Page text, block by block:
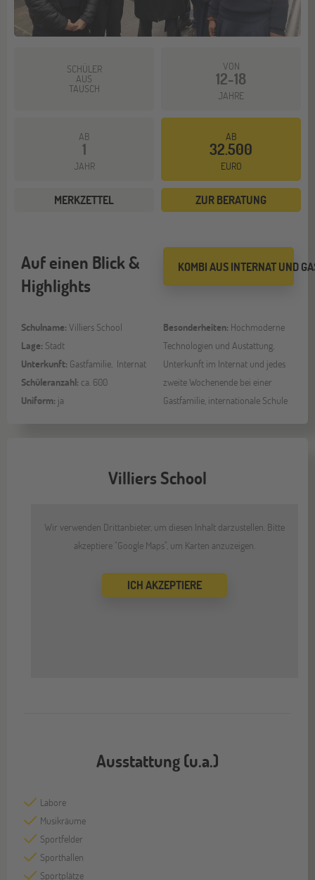
SCHÜLER
AUS
TAUSCH
VON
12-18
JAHRE
AB
1
JAHR
AB
32.500
EURO
MERKZETTEL ZUR BERATUNG
KOMBI AUS INTERNAT UND
Auf einen Blick &
Highlights
Schulname: Villiers School
Lage: Stadt
Unterkunft: Gastfamilie, Internat
Schüleranzahl: ca. 600
Uniform: ja
Besonderheiten: Hochmoderne
Technologien und Austattung,
Unterkunft im Internat und jedes
zweite Wochenende bei einer
Gastfamilie, internationale Schule
Villiers School
Wir verwenden Drittanbieter, um diesen Inhalt darzustellen. Bitte
akzeptiere "Google Maps", um Karten anzuzeigen.
ICH AKZEPTIERE
Ausstattung (u.a.)
Labore
Musikräume
Sportfelder
Sporthallen
Sportplätze